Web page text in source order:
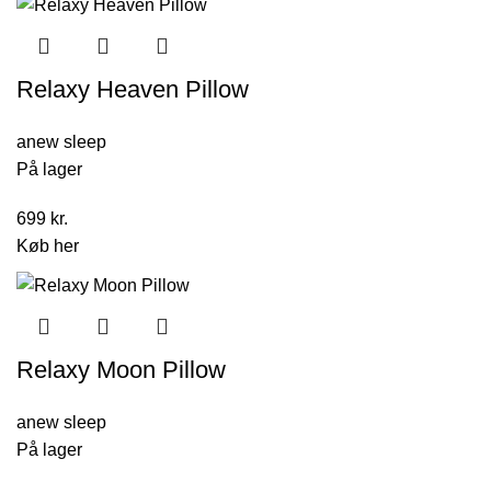
Relaxy Heaven Pillow
anew sleep
På lager
699 kr.
Køb her
Relaxy Moon Pillow
anew sleep
På lager